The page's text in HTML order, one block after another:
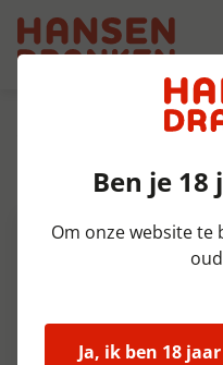
Product
ScheldeBen je 18
Om onze website te
Ja, ik ben 18